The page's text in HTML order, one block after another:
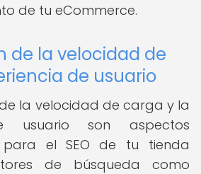
de tu eCommerce.
de la velocidad de
de usuario
la velocidad de carga y la
usuario son aspectos
para el SEO de tu tienda
de búsqueda como